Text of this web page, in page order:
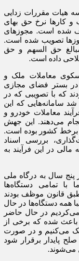
هیات مقررات زدایی
کار‌ها نرخ حق بهای
شده است. مجوز‌های
تصویب شده است.
حق السهم و حق
داده است.
سکوی معاملات ملک و
در بستر فضای مجازی
که با تصویبی که در
سامانه‌هایی که این
معاملات خودرو و
می‌دهند. این جهش
برخط کشور بوده است.
بررسی اسناد
مالی در این فرآیند به
پنج سال به درگاه ملی
با تمامی دستگاه‌ها
قانون موظف بودند
همه دستگاه‌ها در حال
در حال حاضر
باعث شده که برخی از
می‌کنیم و در صورت
پایدار برقرار شود